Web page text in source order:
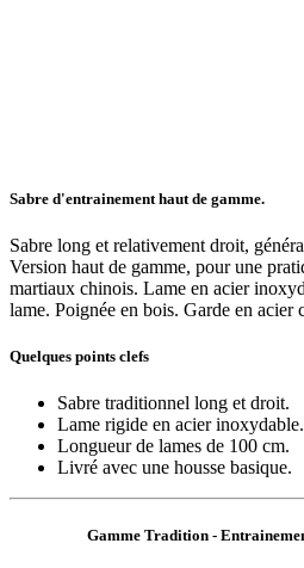
Sabre d'entrainement haut de gamme.
Sabre long et relativement droit,
Version haut de gamme, pour une
martiaux chinois. Lame en acier
lame. Poignée en bois. Garde en acier
Quelques points clefs
Sabre traditionnel long et droit.
Lame rigide en acier inoxydable.
Longueur de lames de 100 cm.
Livré avec une housse basique.
Gamme Tradition -